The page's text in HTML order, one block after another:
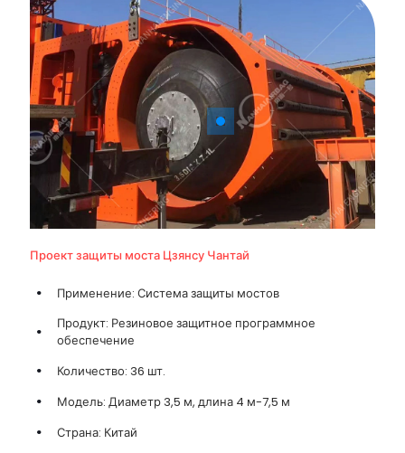
Проект защиты моста Цзянсу Чантай
Применение: Система защиты мостов
Продукт: Резиновое защитное программное
обеспечение
Количество: 36 шт.
Модель: Диаметр 3,5 м, длина 4 м-7,5 м
Страна: Китай